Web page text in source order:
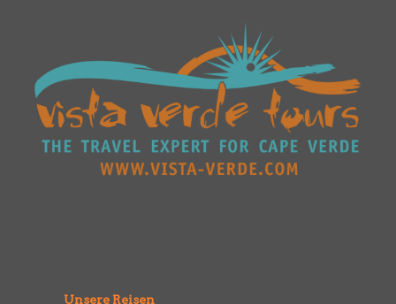
Unsere Reisen